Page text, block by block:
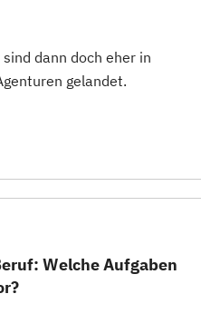
dann doch eher in
gelandet.
Welche Aufgaben